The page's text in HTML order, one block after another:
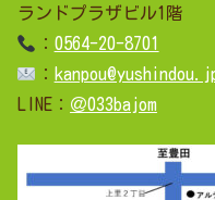
ランドプラザビル1階
： 0564-20-8701
：
LINE： ＠033bajom